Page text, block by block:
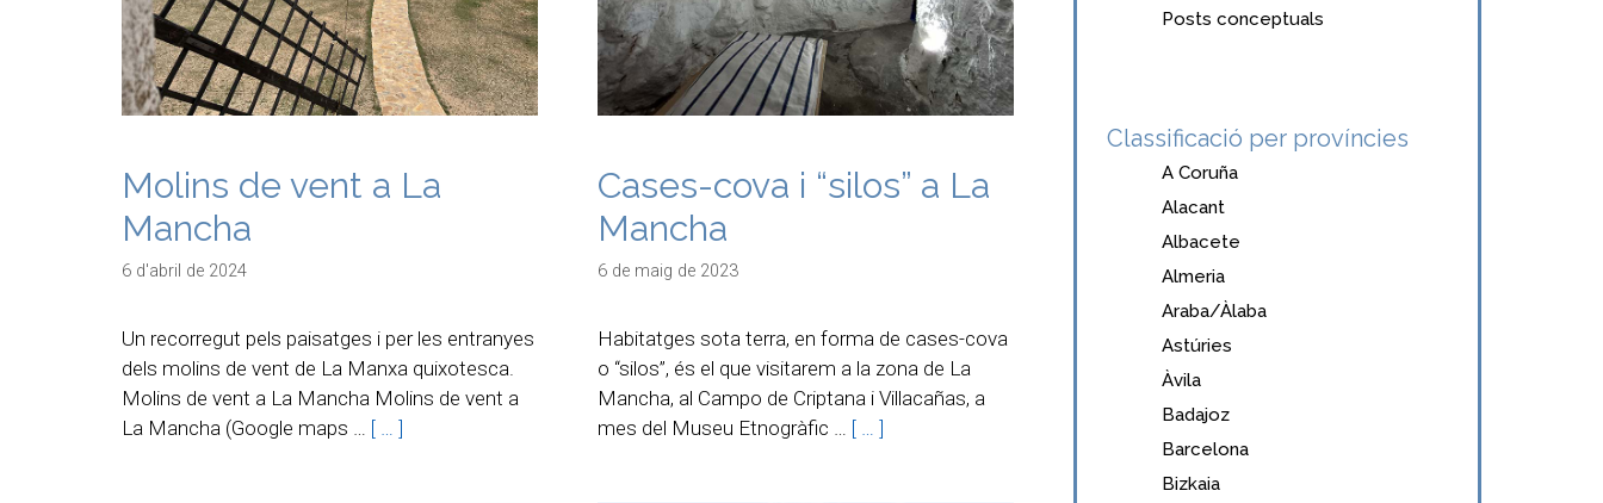
Molins de vent a La
Mancha
6 d'abril de 2024
Un recorregut pels paisatges i per les entranyes
dels molins de vent de La Manxa quixotesca.
Molins de vent a La Mancha Molins de vent a
La Mancha (Google maps … [ … ]
Cases-cova i “silos” a La
Mancha
6 de maig de 2023
Habitatges sota terra, en forma de cases-cova
o “silos”, és el que visitarem a la zona de La
Mancha, al Campo de Criptana i Villacañas, a
mes del Museu Etnogràfic … [ … ]
Posts conceptuals
Classificació per províncies
A Coruña
Alacant
Albacete
Almeria
Araba/Àlaba
Astúries
Àvila
Badajoz
Barcelona
Bizkaia